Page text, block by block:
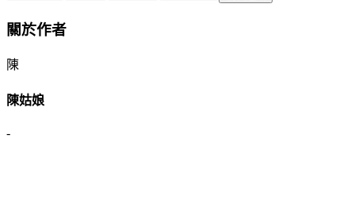
關於作者
陳
陳姑娘
-